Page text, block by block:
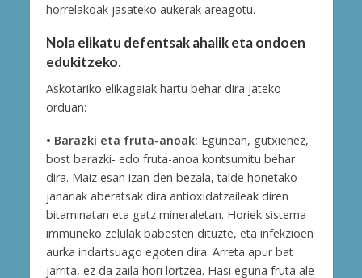
horrelakoak jasateko aukerak areagotu.
Nola elikatu defentsak ahalik eta ondoen
edukitzeko.
Askotariko elikagaiak hartu behar dira jateko
orduan:
• Barazki eta fruta-anoak: Egunean, gutxienez,
bost barazki- edo fruta-anoa kontsumitu behar
dira. Maiz esan izan den bezala, talde honetako
janariak aberatsak dira antioxidatzaileak diren
bitaminatan eta gatz mineraletan. Horiek sistema
immuneko zelulak babesten dituzte, eta infekzioen
aurka indartsuago egoten dira. Arreta apur bat
jarrita, ez da zaila hori lortzea. Hasi eguna fruta ale